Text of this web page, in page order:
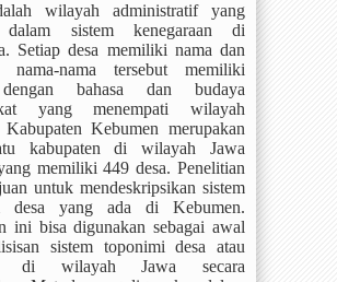
wilayah administratif yang
dalam sistem kenegaraan di
Setiap desa memiliki nama dan
nama-nama tersebut memiliki
bahasa dan budaya
yang menempati wilayah
Kabupaten Kebumen merupakan
kabupaten di wilayah Jawa
memiliki 449 desa. Penelitian
untuk mendeskripsikan sistem
desa yang ada di Kebumen.
ini bisa digunakan sebagai awal
sistem toponimi desa atau
di wilayah Jawa secara